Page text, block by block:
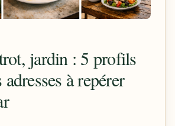
jardin : 5 profils
à repérer